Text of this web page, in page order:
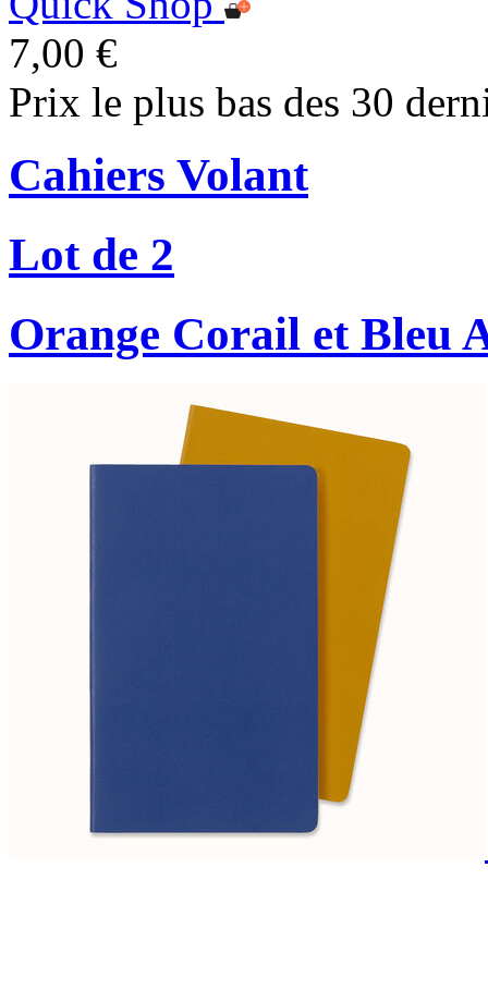
7,00 €
Prix le plus bas des 30
Cahiers Volant
Lot de 2
Orange Corail et Bleu